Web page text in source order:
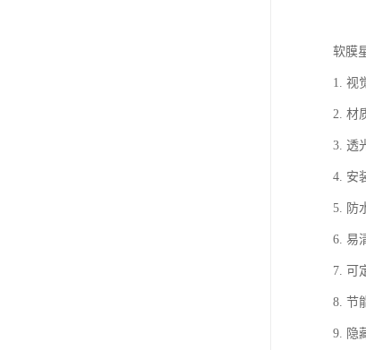
软膜
1. 视
2. 材
3. 透
4. 安
5. 防
6. 易
7. 可
8. 节
9. 隐